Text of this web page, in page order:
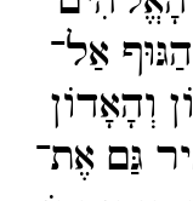
אַל־​
וְהָאָדוֹן
גַּם אֶת־​